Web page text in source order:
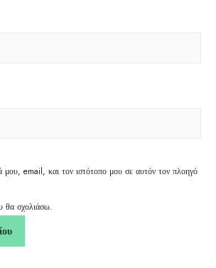
email, και τον ιστότοπο μου σε αυτόν τον πλοηγό
θα σχολιάσω.